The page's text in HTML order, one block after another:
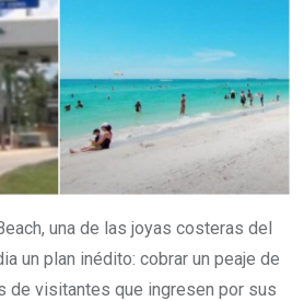
una de las joyas costeras del
un plan inédito: cobrar un peaje de
de visitantes que ingresen por sus